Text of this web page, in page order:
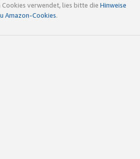
verwendet, lies bitte die Hinweise
Amazon-Cookies.